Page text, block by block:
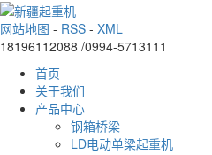
网站地图 - RSS - XML
18196112088 /0994-5713111
首页
关于我们
产品中心
钢箱桥梁
LD电动单梁起重机